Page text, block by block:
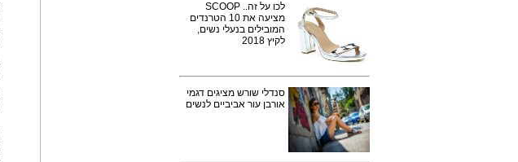
לכו על זה.. SCOOP
מציעה את 10 הטרנדים
המובילים בנעלי נשים,
לקיץ 2018
סנדלי שורש מציגים דגמי
אורבן עור אביביים לנשים